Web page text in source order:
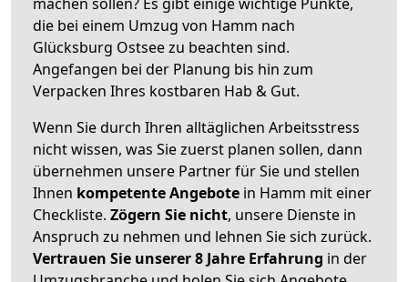
die bei einem Umzug von Hamm nach
Glücksburg Ostsee zu beachten sind.
Angefangen bei der Planung bis hin zum
Verpacken Ihres kostbaren Hab & Gut.
Wenn Sie durch Ihren alltäglichen Arbeitsstress
nicht wissen, was Sie zuerst planen sollen, dann
übernehmen unsere Partner für Sie und stellen
Ihnen kompetente Angebote in Hamm mit einer
Checkliste. Zögern Sie nicht, unsere Dienste in
Anspruch zu nehmen und lehnen Sie sich zurück.
Vertrauen Sie unserer 8 Jahre Erfahrung in der